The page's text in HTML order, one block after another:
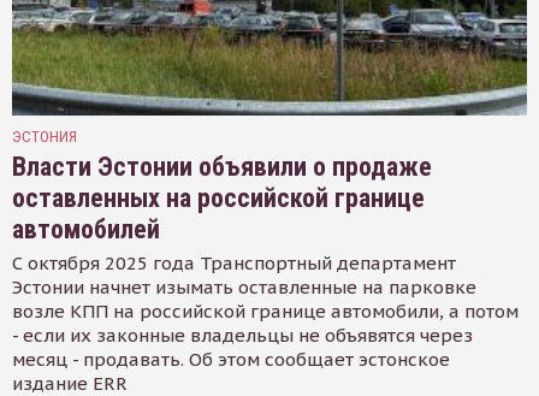
ЭСТОНИЯ
Власти Эстонии объявили о продаже
оставленных на российской границе
автомобилей
С октября 2025 года Транспортный департамент
Эстонии начнет изымать оставленные на парковке
возле КПП на российской границе автомобили, а потом
- если их законные владельцы не объявятся через
месяц - продавать. Об этом сообщает эстонское
издание ERR